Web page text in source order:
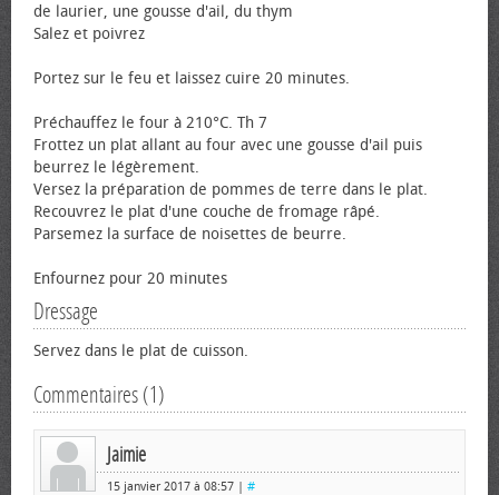
de laurier, une gousse d'ail, du thym
Salez et poivrez
Portez sur le feu et laissez cuire 20 minutes.
Préchauffez le four à 210°C. Th 7
Frottez un plat allant au four avec une gousse d'ail puis
beurrez le légèrement.
Versez la préparation de pommes de terre dans le plat.
Recouvrez le plat d'une couche de fromage râpé.
Parsemez la surface de noisettes de beurre.
Enfournez pour 20 minutes
Dressage
Servez dans le plat de cuisson.
Commentaires (1)
Jaimie
15 janvier 2017 à 08:57 | #